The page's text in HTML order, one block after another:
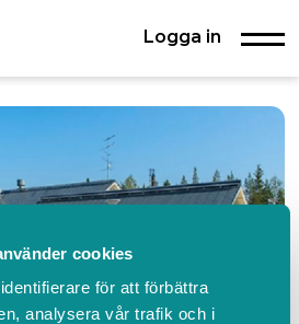
cookies
för att förbättra
analysera vår trafik och i
Logga in